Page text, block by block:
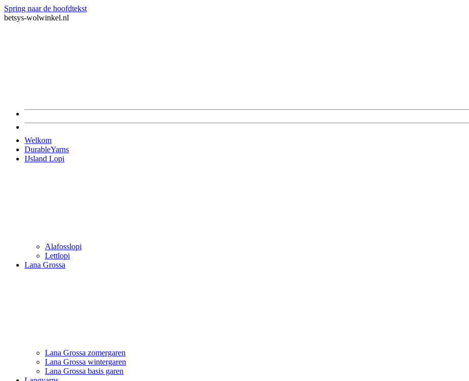
Spring naar de hoofdtekst
betsys-wolwinkel.nl
Welkom
DurableYarns
IJsland Lopi
Alafosslopi
Lettlopi
Lana Grossa
Lana Grossa zomergaren
Lana Grossa wintergaren
Lana Grossa basis garen